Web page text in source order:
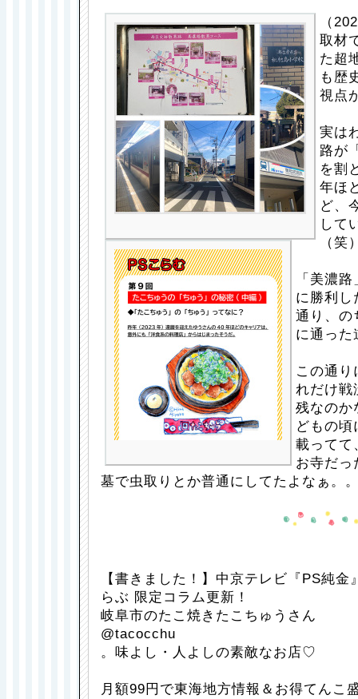
（
取材
た超
も歴
視点
実は
路が
を割
年ほ
ど、
して
（笑
「美濃
に勝利し
通り、の
に通った
この通
れだけ戦
残なのか
どもの
載ってて
お寺だっ
墓で虫取りとか普通にしてたよなぁ。
【書きました！】中京テレビ『PS純
らぶ 限定コラム更新！
岐阜市のたこ焼きたこちゅうさん
@tacocchu
。味よし・人よしの素敵なお店♡
月額99円で東海地方情報＆お得てんこ